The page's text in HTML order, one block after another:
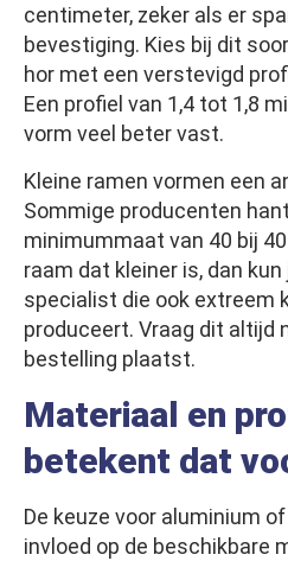
centimeter, zeker als er
bevestiging. Kies bij dit
hor met een verstevigd
Een profiel van 1,4 tot 1,8
vorm veel beter vast.
Kleine ramen vormen een
Sommige producenten
minimummaat van 40 bij
raam dat kleiner is, dan
specialist die ook extreem
produceert. Vraag dit altijd
bestelling plaatst.
Materiaal en
betekent dat
De keuze voor aluminium
invloed op de beschikbare